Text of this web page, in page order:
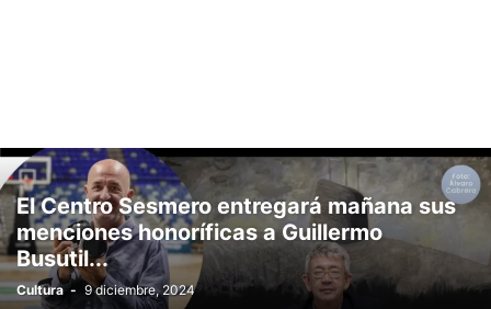
El Centro Sesmero entregará mañana sus
menciones honoríficas a Guillermo
Busutil...
Cultura - 9 diciembre, 2024